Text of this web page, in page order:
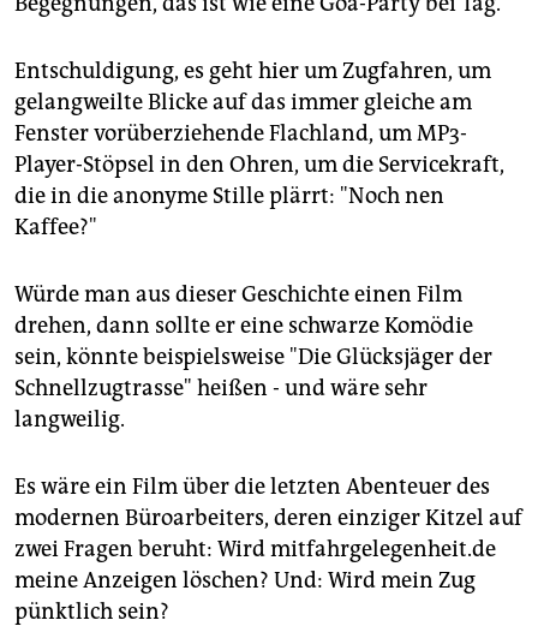
Entschuldigung, es geht hier um Zugfahren, um
gelangweilte Blicke auf das immer gleiche am
Fenster vorüberziehende Flachland, um MP3-
Player-Stöpsel in den Ohren, um die Servicekraft,
die in die anonyme Stille plärrt: "Noch nen
Kaffee?"
Würde man aus dieser Geschichte einen Film
drehen, dann sollte er eine schwarze Komödie
sein, könnte beispielsweise "Die Glücksjäger der
Schnellzugtrasse" heißen - und wäre sehr
langweilig.
Es wäre ein Film über die letzten Abenteuer des
modernen Büroarbeiters, deren einziger Kitzel auf
zwei Fragen beruht: Wird mitfahrgelegenheit.de
meine Anzeigen löschen? Und: Wird mein Zug
pünktlich sein?